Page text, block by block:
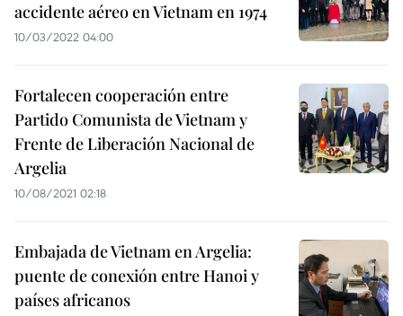
accidente aéreo en Vietnam en 1974
10/03/2022 04:00
Fortalecen cooperación entre
Partido Comunista de Vietnam y
Frente de Liberación Nacional de
Argelia
10/08/2021 02:18
Embajada de Vietnam en Argelia:
puente de conexión entre Hanoi y
países africanos